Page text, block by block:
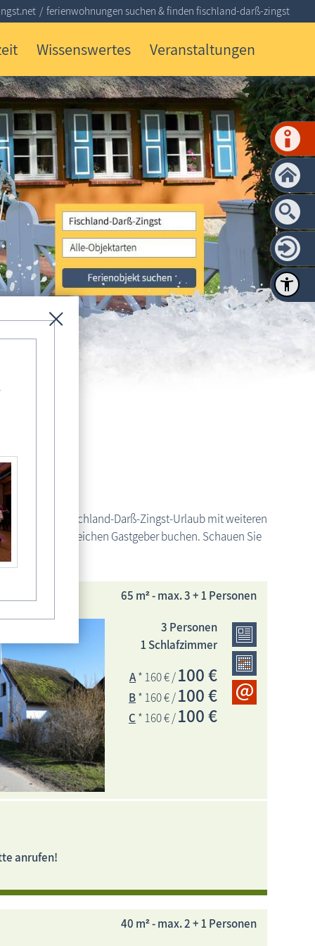
Wissenswertes Veranstaltungen
ferienwohnungen suchen & finden fischland-darß-zingst
Ihren Fischland-Darß-Zingst-Urlaub mit weiteren
bei dem gleichen Gastgeber buchen. Schauen Sie
65 m² - max. 3 + 1 Personen
anrufen!
3 Personen
1 Schlafzimmer
A* 160 € /100 €
B* 160 € /100 €
C * 160 € /100 €
40 m² - max. 2 + 1 Personen